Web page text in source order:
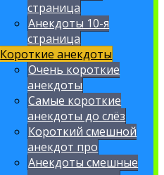
страница
Анекдоты 10-я
страница
Короткие анекдоты
Очень короткие
анекдоты
Самые короткие
анекдоты до слёз
Короткий смешной
анекдот про
Анекдоты смешные